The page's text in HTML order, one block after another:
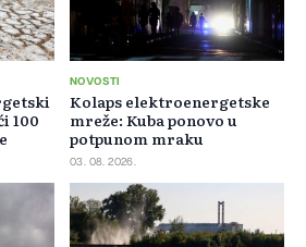
100
NOVOSTI
Kolaps elektroenergetske
mreže: Kuba ponovo u
potpunom mraku
03. 08. 2026.